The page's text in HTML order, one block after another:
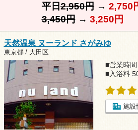
平日2,950円→ 2,750
3,450円→ 3,250円
天然温泉 ヌーランド さがみゆ
東京都 / 大田区
■営業時
■入浴料
施設